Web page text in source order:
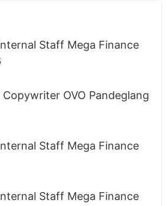
Staff Mega Finance
OVO Pandeglang
Staff Mega Finance
Staff Mega Finance